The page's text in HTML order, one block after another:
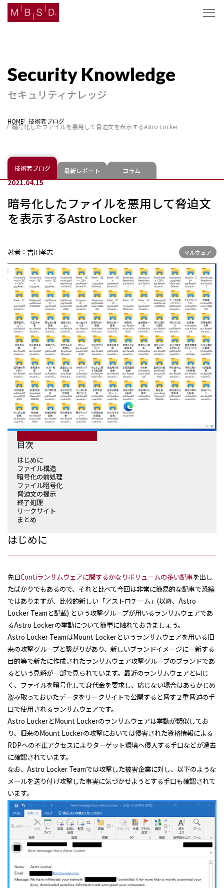
セキュリティナレッジ
ニュース
セキュリティナレッジ
HOME 技術者ブログ
暗号化したファイルを悪用して脅迫文を表示するAstro Locker
技術者ブログ 最新レポート コラム
2021.04.15
暗号化したファイルを悪用して脅迫文
を表示するAstro Locker
著者： 吉川孝志 マルウェア
目次
はじめに
ファイル構造
暗号化の前処理
ファイル暗号化
脅迫文の提示
終了処理
リークサイト
まとめ
はじめに
先日Contiランサムウェアに関するかなりボリュームの多い記事を出し
たばかりでもあるので、それと比べて今回は非常に簡易的な記事で恐縮
ではありますが、比較的新しい「アストロチーム」(以降、Astro
Locker Teamと記載) という攻撃グループが用いるランサムウェアであ
るAstro Lockerの挙動について簡単に触れておきましょう。
Astro Locker TeamはMount Lockerというランサムウェアを用いる旧
来の攻撃グループと繋がりがあり、新しいブランドイメージに一新する
目的等で新たに作成されたランサムウェア攻撃グループのブランドであ
るという見解が一部で見られています。最近のランサムウェアと同じ
く、ファイルを暗号化して身代金を要求し、応じない場合はあらかじめ
盗み取っておいたデータをリークサイトで公開すると脅す２重脅迫の手
口で使用されるランサムウェアです。
Astro LockerとMount Lockerのランサムウェアは挙動が類似してお
り、旧来のMount Lockerの攻撃においては侵害された資格情報による
RDPへの不正アクセスによりターゲット環境へ侵入する手口などが過去
に確認されています。
なお、Astro Locker Teamでは攻撃した被害企業に対し、以下のような
メールを送り付け攻撃した事実に気づかせようとする手口も確認されて
います。